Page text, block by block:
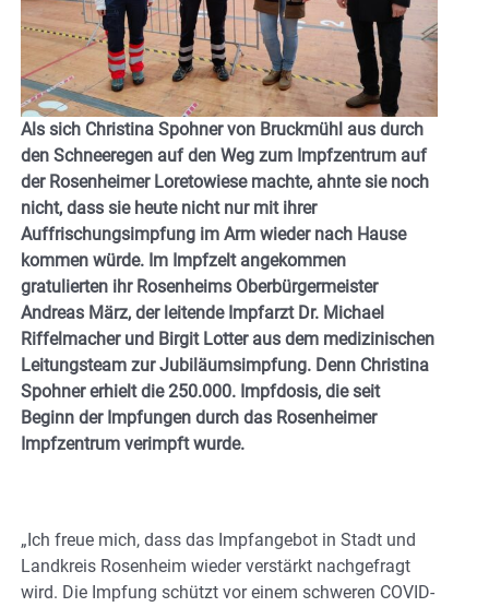
Als sich Christina Spohner von Bruckmühl aus durch
den Schneeregen auf den Weg zum Impfzentrum auf
der Rosenheimer Loretowiese machte, ahnte sie noch
nicht, dass sie heute nicht nur mit ihrer
Auffrischungsimpfung im Arm wieder nach Hause
kommen würde. Im Impfzelt angekommen
gratulierten ihr Rosenheims Oberbürgermeister
Andreas März, der leitende Impfarzt Dr. Michael
Riffelmacher und Birgit Lotter aus dem medizinischen
Leitungsteam zur Jubiläumsimpfung. Denn Christina
Spohner erhielt die 250.000. Impfdosis, die seit
Beginn der Impfungen durch das Rosenheimer
Impfzentrum verimpft wurde.
„Ich freue mich, dass das Impfangebot in Stadt und
Landkreis Rosenheim wieder verstärkt nachgefragt
wird. Die Impfung schützt vor einem schweren COVID-